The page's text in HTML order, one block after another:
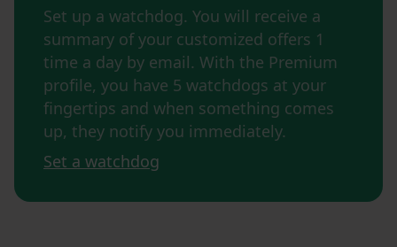
Set up a watchdog. You will receive a
summary of your customized offers 1
time a day by email. With the Premium
profile, you have 5 watchdogs at your
fingertips and when something comes
up, they notify you immediately.
Set a watchdog